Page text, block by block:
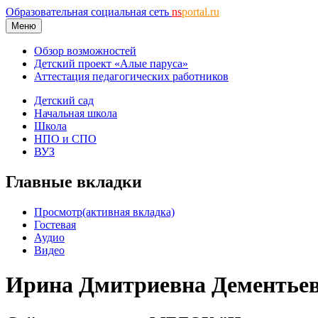
Образовательная социальная сеть nsportal.ru
Меню
Обзор возможностей
Детский проект «Алые паруса»
Аттестация педагогических работников
Детский сад
Начальная школа
Школа
НПО и СПО
ВУЗ
Главные вкладки
Просмотр(активная вкладка)
Гостевая
Аудио
Видео
Ирина Дмитриевна